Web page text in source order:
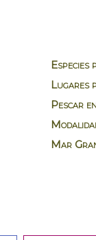
Lugares
Pescar
Mar